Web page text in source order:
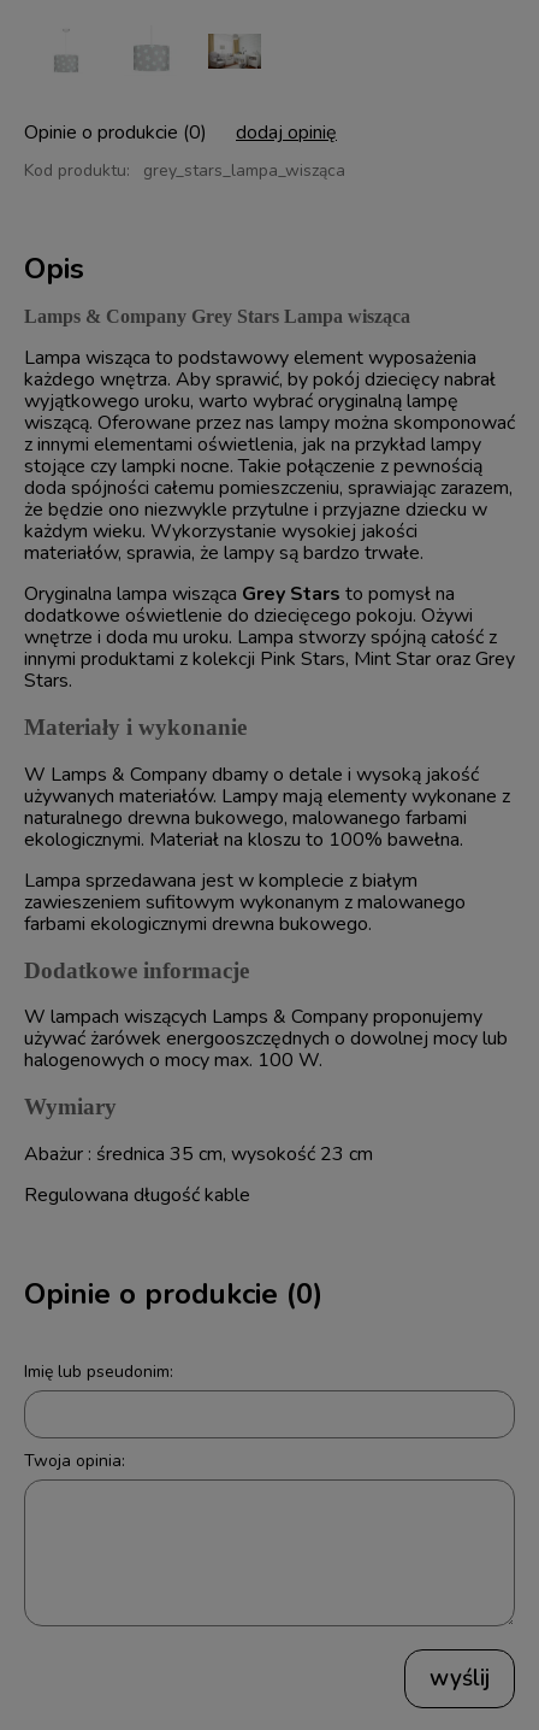
Kod produktu: grey_stars_lampa_wisząca
Opinie o produkcie (0) dodaj opinię
Opis
Lamps & Company Grey Stars Lampa wisząca
Lampa wisząca to podstawowy element wyposażenia
każdego wnętrza. Aby sprawić, by pokój dziecięcy nabrał
wyjątkowego uroku, warto wybrać oryginalną lampę
wiszącą. Oferowane przez nas lampy można skomponować
z innymi elementami oświetlenia, jak na przykład lampy
stojące czy lampki nocne. Takie połączenie z pewnością
doda spójności całemu pomieszczeniu, sprawiając zarazem,
że będzie ono niezwykle przytulne i przyjazne dziecku w
każdym wieku. Wykorzystanie wysokiej jakości
materiałów, sprawia, że lampy są bardzo trwałe.
Oryginalna lampa wisząca Grey Stars to pomysł na
dodatkowe oświetlenie do dziecięcego pokoju. Ożywi
wnętrze i doda mu uroku. Lampa stworzy spójną całość z
innymi produktami z kolekcji Pink Stars, Mint Star oraz Grey
Stars.
Materiały i wykonanie
W Lamps & Company dbamy o detale i wysoką jakość
używanych materiałów. Lampy mają elementy wykonane z
naturalnego drewna bukowego, malowanego farbami
ekologicznymi. Materiał na kloszu to 100% bawełna.
Lampa sprzedawana jest w komplecie z białym
zawieszeniem sufitowym wykonanym z malowanego
farbami ekologicznymi drewna bukowego.
Dodatkowe informacje
W lampach wiszących Lamps & Company proponujemy
używać żarówek energooszczędnych o dowolnej mocy lub
halogenowych o mocy max. 100 W.
Wymiary
Abażur : średnica 35 cm, wysokość 23 cm
Regulowana długość kable
Opinie o produkcie (0)
Imię lub pseudonim:
Twoja opinia:
wyślij